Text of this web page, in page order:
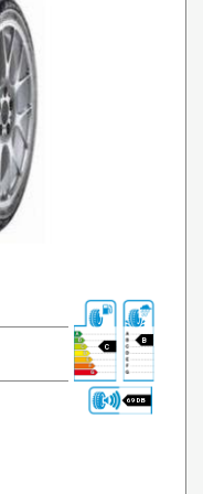
C
B
69 DB